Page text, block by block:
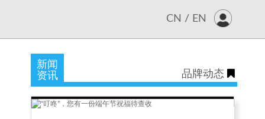
CN / EN
新闻
资讯
品牌动态